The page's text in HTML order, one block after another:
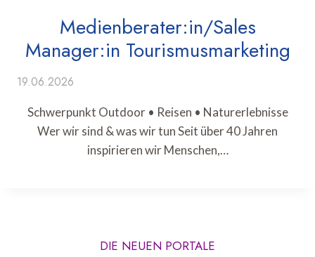
Medienberater:in/Sales
Manager:in Tourismusmarketing
19.06.2026
Schwerpunkt Outdoor • Reisen • Naturerlebnisse
Wer wir sind & was wir tun Seit über 40 Jahren
inspirieren wir Menschen,…
DIE NEUEN PORTALE